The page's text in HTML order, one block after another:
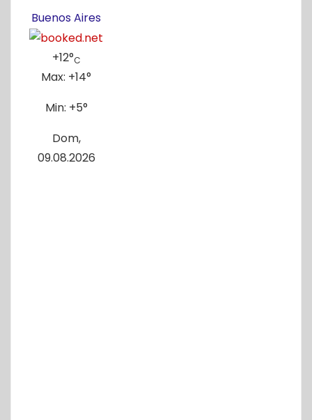
Buenos Aires
+12°C
Max: +14°
Min: +5°
Dom,
09.08.2026